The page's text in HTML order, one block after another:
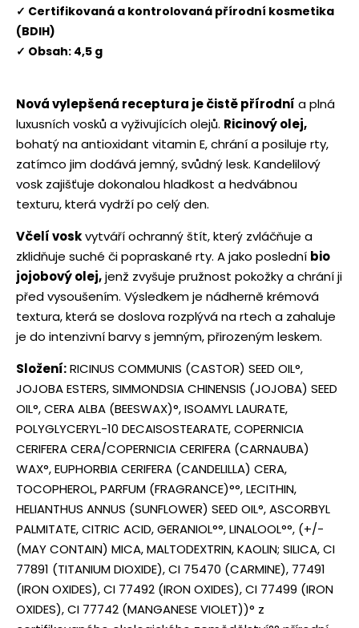
✓ Certifikovaná a kontrolovaná přírodní kosmetika
(BDIH)
✓ Obsah: 4,5 g
Nová vylepšená receptura je čistě přírodní a plná
luxusních vosků a vyživujících olejů. Ricinový olej,
bohatý na antioxidant vitamin E, chrání a posiluje rty,
zatímco jim dodává jemný, svůdný lesk. Kandelilový
vosk zajišťuje dokonalou hladkost a hedvábnou
texturu, která vydrží po celý den.
Včelí voskvytváří ochranný štít, který zvláčňuje a
zklidňuje suché či popraskané rty. A jako poslední bio
jojobový olej,jenž zvyšuje pružnost pokožky a chrání ji
před vysoušením. Výsledkem je nádherně krémová
textura, která se doslova rozplývá na rtech a zahaluje
je do intenzivní barvy s jemným, přirozeným leskem.
Složení:RICINUS COMMUNIS (CASTOR) SEED OIL°,
JOJOBA ESTERS, SIMMONDSIA CHINENSIS (JOJOBA) SEED
OIL°, CERA ALBA (BEESWAX)°, ISOAMYL LAURATE,
POLYGLYCERYL-10 DECAISOSTEARATE, COPERNICIA
CERIFERA CERA/COPERNICIA CERIFERA (CARNAUBA)
WAX°, EUPHORBIA CERIFERA (CANDELILLA) CERA,
TOCOPHEROL, PARFUM (FRAGRANCE)°°, LECITHIN,
HELIANTHUS ANNUS (SUNFLOWER) SEED OIL°, ASCORBYL
PALMITATE, CITRIC ACID, GERANIOL°°, LINALOOL°°, (+/-
(MAY CONTAIN) MICA, MALTODEXTRIN, KAOLIN; SILICA, CI
77891 (TITANIUM DIOXIDE), CI 75470 (CARMINE), 77491
(IRON OXIDES), CI 77492 (IRON OXIDES), CI 77499 (IRON
OXIDES), CI 77742 (MANGANESE VIOLET))° z